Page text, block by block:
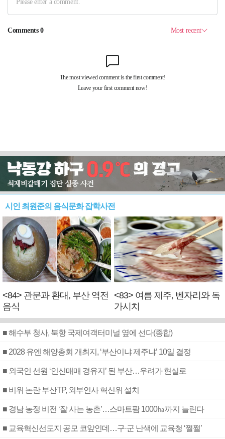
시인 최원준의 음식문화 잡학사전
<84> 관문과 환대, 부산 역전
음식
<83> 여름 제주, 벤자리와 독
가시치
■ 해수부 청사, 북항 국제여객터미널 옆에 선다(종합)
■ 2028 유엔 해양총회 개최지, ‘부산이냐 제주냐’ 10일 결정
■ 외국인 선원 ‘인신매매 경유지’ 된 부산…우려가 현실로
■ 비위 논란 부산TP, 외부인사 혁신위 설치
■ 경남 농정 비전 ‘잘 사는 농촌’…스마트팜 1000㏊까지 늘린다
■ 교육혁신선도지 공모 코앞인데…구·군 난색에 교육청 ‘쩔쩔’